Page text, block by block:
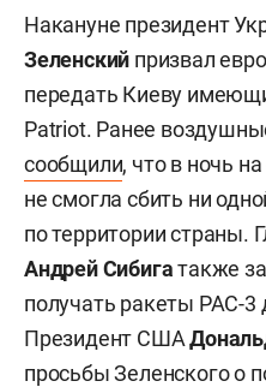
Накануне президент
Зеленский призвал
передать Киеву
Patriot. Ранее
сообщили, что в ночь
не смогла сбить ни
по территории
Андрей Сибигатакже
получать ракеты PAC-
Президент США
просьбы Зеленского о